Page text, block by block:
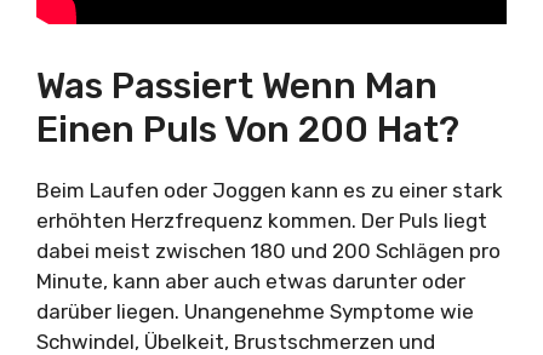
Was Passiert Wenn Man
Einen Puls Von 200 Hat?
Beim Laufen oder Joggen kann es zu einer stark
erhöhten Herzfrequenz kommen. Der Puls liegt
dabei meist zwischen 180 und 200 Schlägen pro
Minute, kann aber auch etwas darunter oder
darüber liegen. Unangenehme Symptome wie
Schwindel, Übelkeit, Brustschmerzen und